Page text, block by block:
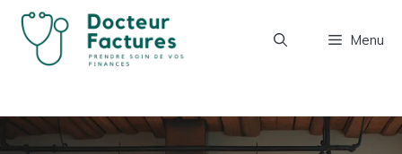
Aller
contenu
Menu